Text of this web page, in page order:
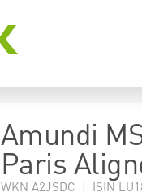
Amundi
Paris
WKN A2JSDC | ISIN